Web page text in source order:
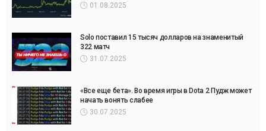
01.08.2025
Solo поставил 15 тысяч долларов на знаменитый
322 матч
31.07.2025
«Все еще бета». Во время игры в Dota 2 Пудж может
начать вонять слабее
30.07.2025